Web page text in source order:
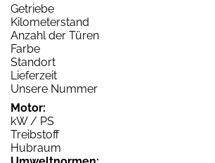
Getriebe
Kilometerstand
Anzahl der Türen
Farbe
Standort
Lieferzeit
Unsere Nummer
Motor:
kW / PS
Treibstoff
Hubraum